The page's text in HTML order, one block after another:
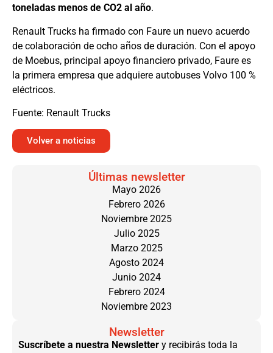
toneladas menos de CO2 al año.
Renault Trucks ha firmado con Faure un nuevo acuerdo
de colaboración de ocho años de duración. Con el apoyo
de Moebus, principal apoyo financiero privado, Faure es
la primera empresa que adquiere autobuses Volvo 100 %
eléctricos.
Fuente: Renault Trucks
Volver a noticias
Últimas newsletter
Mayo 2026
Febrero 2026
Noviembre 2025
Julio 2025
Marzo 2025
Agosto 2024
Junio 2024
Febrero 2024
Noviembre 2023
Newsletter
Suscríbete a nuestra Newsletter y recibirás toda la